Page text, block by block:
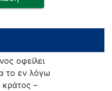
οφείλει
το εν λόγω
–